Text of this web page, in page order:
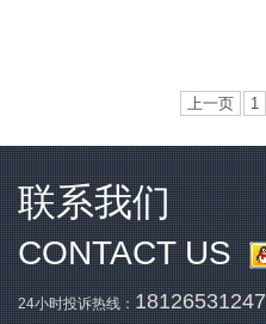
上一页 1
联系我们
CONTACT US
24小时投诉热线：18126531247